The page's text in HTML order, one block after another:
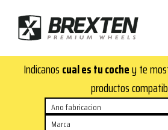
contenido
principal
de
página
Brexten
aluminio
premium
¡En
Brexten.com
encontrarás
Indicanos cual es tu cochey te
productos